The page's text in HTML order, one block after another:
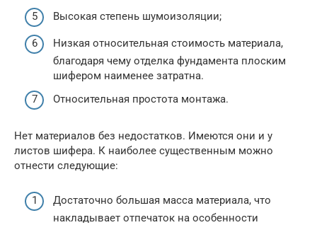
Высокая степень шумоизоляции;
Низкая относительная стоимость материала,
благодаря чему отделка фундамента плоским
шифером наименее затратна.
Относительная простота монтажа.
Нет материалов без недостатков. Имеются они и у
листов шифера. К наиболее существенным можно
отнести следующие:
Достаточно большая масса материала, что
накладывает отпечаток на особенности